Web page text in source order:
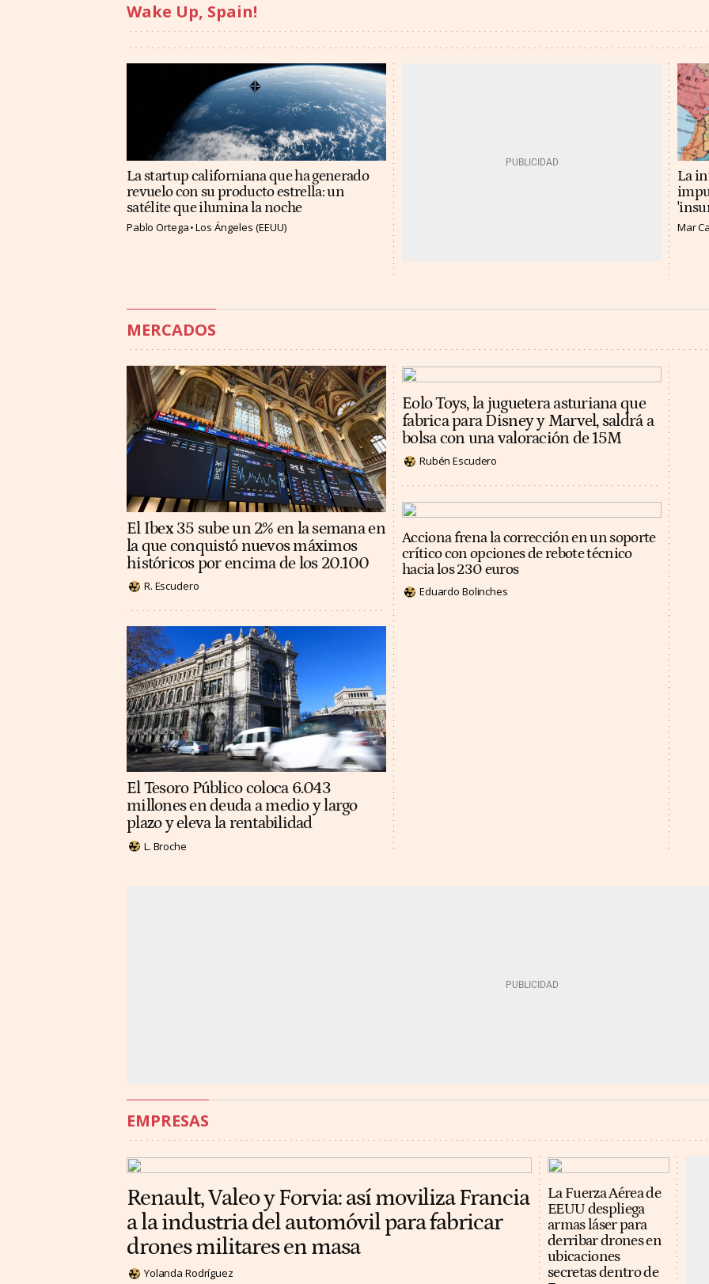
Wake Up, Spain!
La startup californiana que ha generado
revuelo con su producto estrella: un
satélite que ilumina la noche
Pablo Ortega Los Ángeles (EEUU)
La
Mar
MERCADOS
El Ibex 35 sube un 2% en la semana en
la que conquistó nuevos máximos
históricos por encima de los 20.100
R. Escudero
El Tesoro Público coloca 6.043
millones en deuda a medio y largo
plazo y eleva la rentabilidad
L. Broche
Eolo Toys, la juguetera asturiana que
fabrica para Disney y Marvel, saldrá a
bolsa con una valoración de 15M
Rubén Escudero
Acciona frena la corrección en un soporte
crítico con opciones de rebote técnico
hacia los 230 euros
Eduardo Bolinches
EMPRESAS
Renault, Valeo y Forvia: así moviliza Francia
a la industria del automóvil para fabricar
drones militares en masa
Yolanda Rodríguez
La Fuerza Aérea de
EEUU despliega
armas láser para
derribar drones en
ubicaciones
secretas dentro de